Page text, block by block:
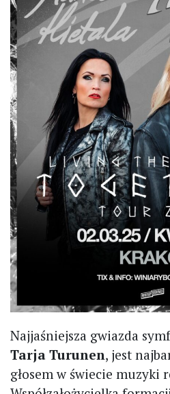
Najjaśniejsza gwiazda
Tarja Turunen, jest
głosem w świecie muzyki